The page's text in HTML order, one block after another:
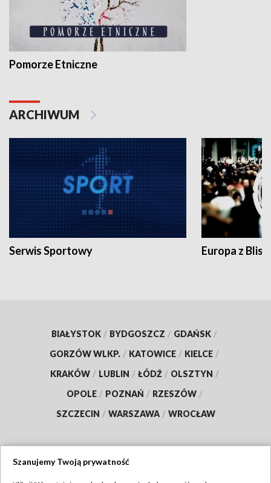
Pomorze Etniczne
ARCHIWUM
Serwis Sportowy Europa z
BIAŁYSTOK / BYDGOSZCZ / GDAŃSK /
GORZÓW WLKP. / KATOWICE / KIELCE /
KRAKÓW / LUBLIN / ŁÓDŹ / OLSZTYN /
OPOLE / POZNAŃ / RZESZÓW /
SZCZECIN / WARSZAWA / WROCŁAW
Szanujemy Twoją prywatność